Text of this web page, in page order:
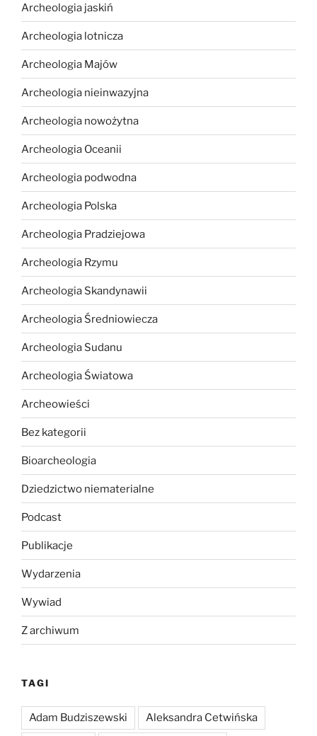
Archeologia jaskiń
Archeologia lotnicza
Archeologia Majów
Archeologia nieinwazyjna
Archeologia nowożytna
Archeologia Oceanii
Archeologia podwodna
Archeologia Polska
Archeologia Pradziejowa
Archeologia Rzymu
Archeologia Skandynawii
Archeologia Średniowiecza
Archeologia Sudanu
Archeologia Światowa
Archeowieści
Bez kategorii
Bioarcheologia
Dziedzictwo niematerialne
Podcast
Publikacje
Wydarzenia
Wywiad
Z archiwum
TAGI
Adam Budziszewski Aleksandra Cetwińska